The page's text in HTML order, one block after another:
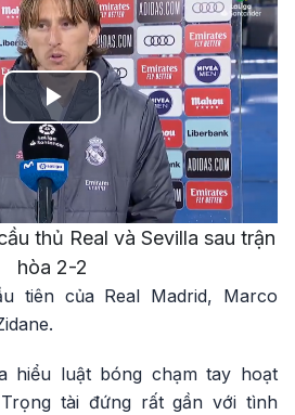
Play
Video
thủ Real và Sevilla sau trận
hòa 2-2
tiên của Real Madrid, Marco
hiểu luật bóng chạm tay hoạt
tài đứng rất gần với tình